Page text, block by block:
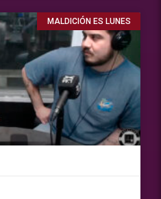
MALDICIÓN ES LUNES